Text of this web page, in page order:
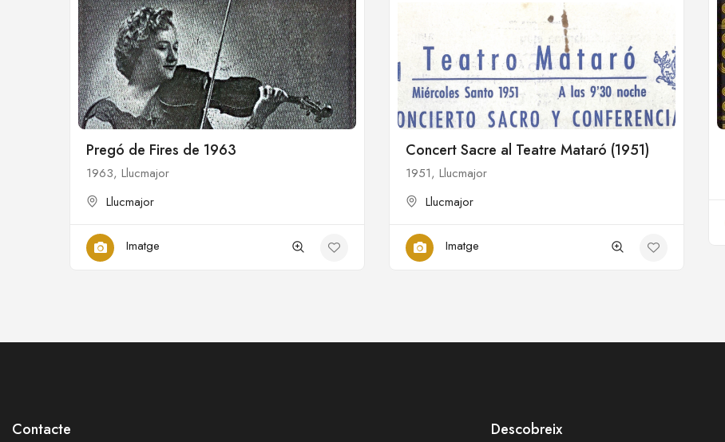
Pregó de Fires de 1963
1963, Llucmajor
Llucmajor
Imatge
Concert Sacre al Teatre Mataró (1951)
1951, Llucmajor
Llucmajor
Imatge
Contacte Descobreix